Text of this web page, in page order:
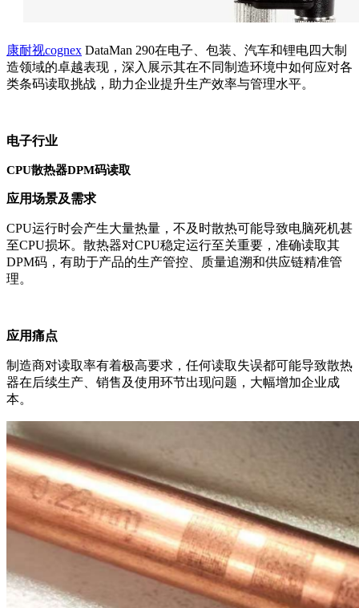
康耐视cognex DataMan 290在电子、包装、汽车和锂电四大制
造领域的卓越表现，深入展示其在不同制造环境中如何应对各
类条码读取挑战，助力企业提升生产效率与管理水平。
电子行业
CPU散热器DPM码读取
应用场景及需求
CPU运行时会产生大量热量，不及时散热可能导致电脑死机甚
至CPU损坏。散热器对CPU稳定运行至关重要，准确读取其
DPM码 ，有助于产品的生产管控、质量追溯和供应链精准管
理。
应用痛点
制造商对读取率有着极高要求，任何读取失误都可能导致散热
器在后续生产、销售及使用环节出现问题，大幅增加企业成
本。